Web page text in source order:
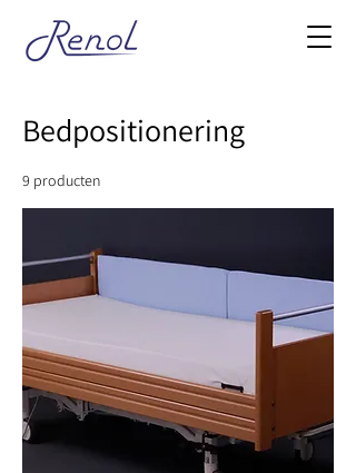
Bedpositionering
9 producten